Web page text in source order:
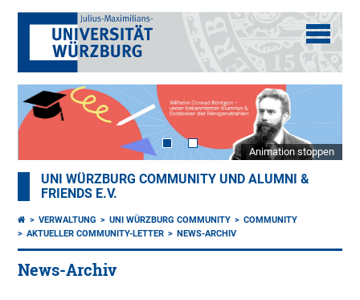
Animation stoppen
UNI WÜRZBURG COMMUNITY UND ALUMNI &
FRIENDS E.V.
VERWALTUNG UNI WÜRZBURG COMMUNITY
COMMUNITY
AKTUELLER COMMUNITY-LETTER
NEWS-ARCHIV
News-Archiv